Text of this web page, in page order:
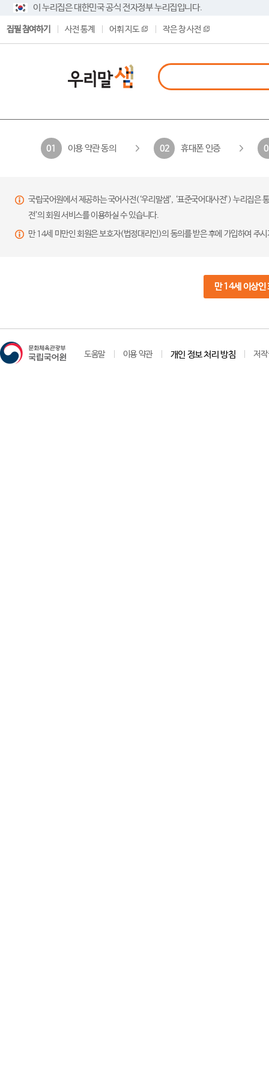
이 누리집은 대한민국 공식 전자정부 누리집입니다.
집필 참여하기 사전 통계 어휘 지도 작은 창 사전
01 이용 약관 동의 02 휴대폰 인증
국립국어원에서 제공하는 국어사전(‘우리말샘’, ‘표준국어대사전’) 누리집
전’의 회원 서비스를 이용하실 수 있습니다.
만 14세 미만인 회원은 보호자(법정대리인)의 동의를 받은 후에 가입하여 주
만 14세 이상인
도움말 이용 약관 개인 정보 처리 방침 저